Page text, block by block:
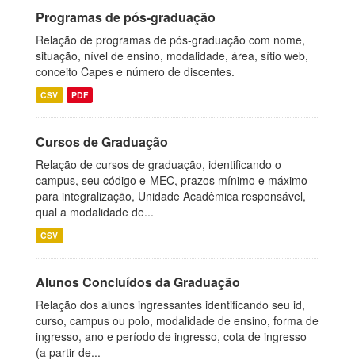
Programas de pós-graduação
Relação de programas de pós-graduação com nome,
situação, nível de ensino, modalidade, área, sítio web,
conceito Capes e número de discentes.
CSV PDF
Cursos de Graduação
Relação de cursos de graduação, identificando o
campus, seu código e-MEC, prazos mínimo e máximo
para integralização, Unidade Acadêmica responsável,
qual a modalidade de...
CSV
Alunos Concluídos da Graduação
Relação dos alunos ingressantes identificando seu id,
curso, campus ou polo, modalidade de ensino, forma de
ingresso, ano e período de ingresso, cota de ingresso
(a partir de...